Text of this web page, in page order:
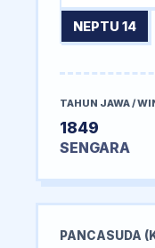
NEPTU 14
TAHUN JAWA /
1849
SENGARA
PANCASUDA